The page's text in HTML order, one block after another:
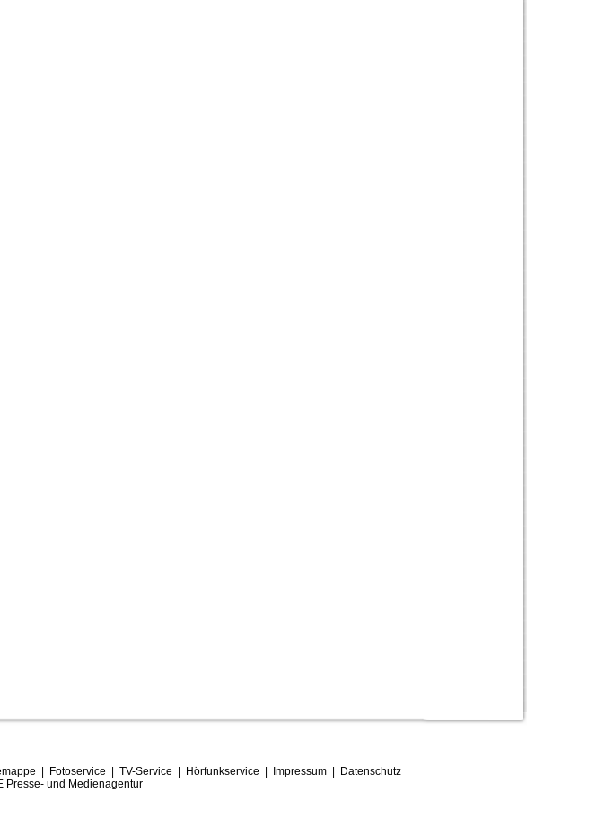
Fotoservice TV-Service Hörfunkservice Impressum| Datenschutz
Presse- und Medienagentur